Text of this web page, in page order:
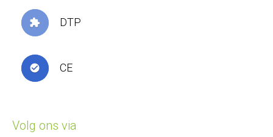
extension DTP
check_circle CE
Volg ons via